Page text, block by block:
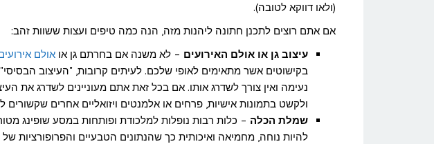
(ולאו דווקא לטובה).
אם אתם רוצים לתכנן חתונה ליהנות מזה, הנה כמה טיפים ועצות ששוות זהב:
עיצוב גן או אולם האירועים – לא משנה אם בחרתם גן או אולם
בקישוטים אשר מתאימים לאופי שלכם. לעיתים קרובות, "העיצוב
נעימה ואין צורך לשדרג אותו. אם בכל זאת אתם מעוניינים לשדרג את
ולקשט בתמונות אישיות, פרחים או אלמנטים ויזואליים אחרים שקשורים
שמלת הכלה – כלות רבות נופלות למלכודת ופותחות במסע שופינג
להיות נוחה, מחמיאה ואיכותית כך שהנתונים הטבעיים והפרופורציות